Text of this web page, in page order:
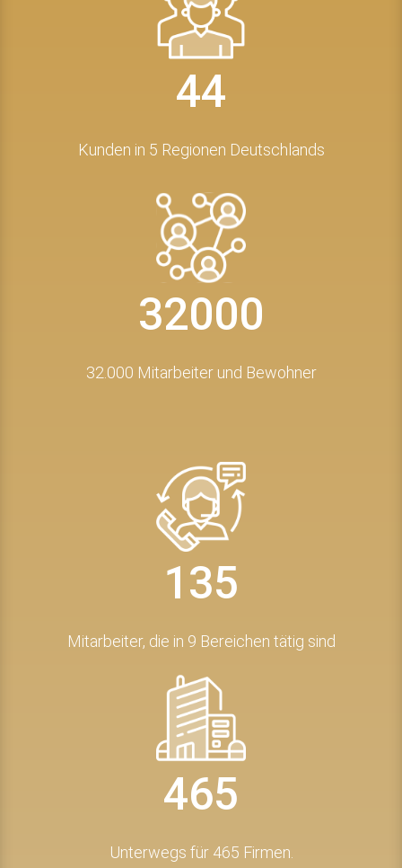
44
Kunden in 5 Regionen Deutschlands
32000
32.000 Mitarbeiter und Bewohner
135
Mitarbeiter, die in 9 Bereichen tätig sind
465
Unterwegs für 465 Firmen.